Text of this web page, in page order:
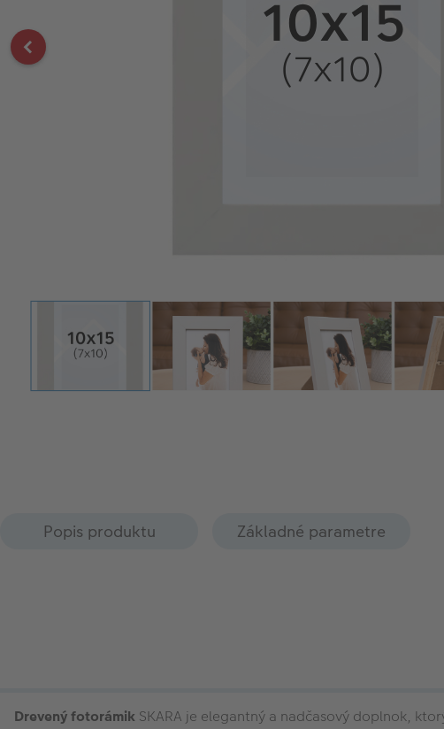
Popis produktu Základné parametre
Drevený fotorámik SKARA je elegantný a nadčasový doplnok,